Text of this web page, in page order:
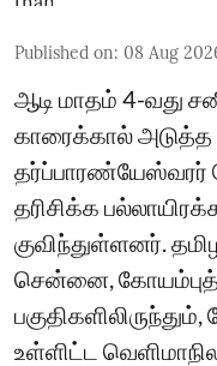
Published on: 08 Aug
ஆடி மாதம் 4-வது
காரைக்கால் அடுத்த
தரிசிக்க
குவிந்துள்ளனர்.
சென்னை,
உள்ளிட்ட